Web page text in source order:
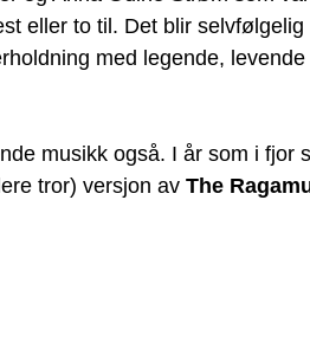
eller to til. Det blir
med legende,
musikk også. I år som i fjor
tror) versjon av The